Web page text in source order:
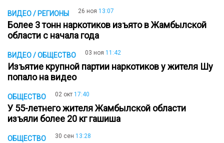
ВИДЕО / РЕГИОНЫ 26 ноя 13:07
Более 3 тонн наркотиков изъято в Жамбылской
области с начала года
ВИДЕО / ОБЩЕСТВО 03 ноя 11:42
Изъятие крупной партии наркотиков у жителя Шу
попало на видео
ОБЩЕСТВО 02 окт 17:40
У 55-летнего жителя Жамбылской области
изъяли более 20 кг гашиша
ОБЩЕСТВО 30 сен 13:28